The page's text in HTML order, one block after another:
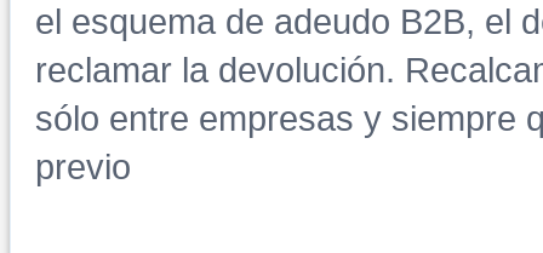
el esquema de adeudo B2B, el
reclamar la devolución.
sólo entre empresas y siempre
previo